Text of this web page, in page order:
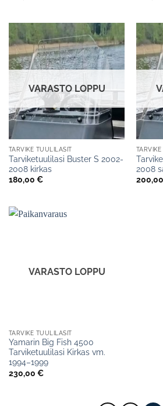
VARASTO LOPPU
TARVIKE TUULILASIT
Tarviketuulilasi Buster S 2002-
2008 kirkas
180,00 €
2008
200,00
VARASTO LOPPU
TARVIKE TUULILASIT
Yamarin Big Fish 4500
Tarviketuulilasi Kirkas vm.
1994–1999
230,00 €